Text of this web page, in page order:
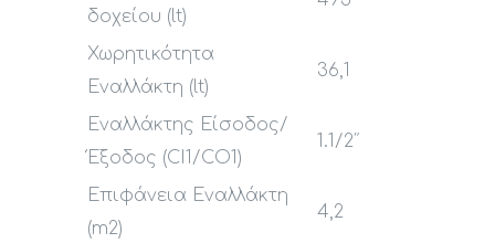
δοχείου (lt)
Χωρητικότητα
Εναλλάκτη (lt)
36,1
Εναλλάκτης Είσοδος/
Έξοδος (CI1/CO1)
1.1/2″
Επιφάνεια Εναλλάκτη
(m2)
4,2